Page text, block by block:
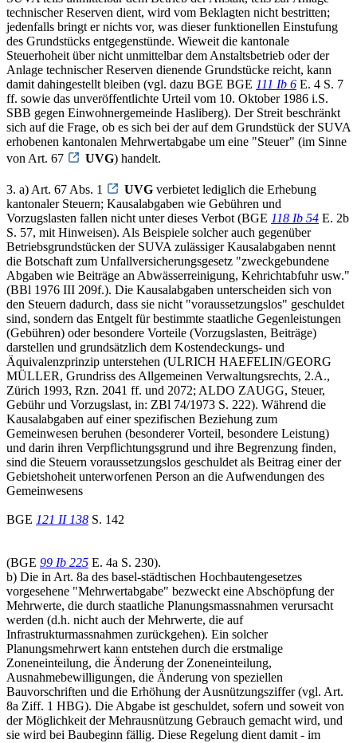
technischer Reserven dient, wird vom Beklagten nicht bestritten;
jedenfalls bringt er nichts vor, was dieser funktionellen Einstufung
des Grundstücks entgegenstünde. Wieweit die kantonale
Steuerhoheit über nicht unmittelbar dem Anstaltsbetrieb oder der
Anlage technischer Reserven dienende Grundstücke reicht, kann
damit dahingestellt bleiben (vgl. dazu BGE BGE 111 Ib 6 E. 4 S. 7
ff. sowie das unveröffentlichte Urteil vom 10. Oktober 1986 i.S.
SBB gegen Einwohnergemeinde Hasliberg). Der Streit beschränkt
sich auf die Frage, ob es sich bei der auf dem Grundstück der SUVA
erhobenen kantonalen Mehrwertabgabe um eine "Steuer" (im Sinne
von Art. 67
UVG) handelt.
3. a) Art. 67 Abs. 1 UVG verbietet lediglich die Erhebung
kantonaler Steuern; Kausalabgaben wie Gebühren und
Vorzugslasten fallen nicht unter dieses Verbot (BGE 118 Ib 54 E. 2b
S. 57, mit Hinweisen). Als Beispiele solcher auch gegenüber
Betriebsgrundstücken der SUVA zulässiger Kausalabgaben nennt
die Botschaft zum Unfallversicherungsgesetz "zweckgebundene
Abgaben wie Beiträge an Abwässerreinigung, Kehrichtabfuhr usw."
(BBl 1976 III 209f.). Die Kausalabgaben unterscheiden sich von
den Steuern dadurch, dass sie nicht "voraussetzungslos" geschuldet
sind, sondern das Entgelt für bestimmte staatliche Gegenleistungen
(Gebühren) oder besondere Vorteile (Vorzugslasten, Beiträge)
darstellen und grundsätzlich dem Kostendeckungs- und
Äquivalenzprinzip unterstehen (ULRICH HAEFELIN/GEORG
MÜLLER, Grundriss des Allgemeinen Verwaltungsrechts, 2.A.,
Zürich 1993, Rzn. 2041 ff. und 2072; ALDO ZAUGG, Steuer,
Gebühr und Vorzugslast, in: ZBl 74/1973 S. 222). Während die
Kausalabgaben auf einer spezifischen Beziehung zum
Gemeinwesen beruhen (besonderer Vorteil, besondere Leistung)
und darin ihren Verpflichtungsgrund und ihre Begrenzung finden,
sind die Steuern voraussetzungslos geschuldet als Beitrag einer der
Gebietshoheit unterworfenen Person an die Aufwendungen des
Gemeinwesens
BGE 121 II 138 S. 142
(BGE 99 Ib 225 E. 4a S. 230).
b) Die in Art. 8a des basel-städtischen Hochbautengesetzes
vorgesehene "Mehrwertabgabe" bezweckt eine Abschöpfung der
Mehrwerte, die durch staatliche Planungsmassnahmen verursacht
werden (d.h. nicht auch der Mehrwerte, die auf
Infrastrukturmassnahmen zurückgehen). Ein solcher
Planungsmehrwert kann entstehen durch die erstmalige
Zoneneinteilung, die Änderung der Zoneneinteilung,
Ausnahmebewilligungen, die Änderung von speziellen
Bauvorschriften und die Erhöhung der Ausnützungsziffer (vgl. Art.
8a Ziff. 1 HBG). Die Abgabe ist geschuldet, sofern und soweit von
der Möglichkeit der Mehrausnützung Gebrauch gemacht wird, und
sie wird bei Baubeginn fällig. Diese Regelung dient damit - im